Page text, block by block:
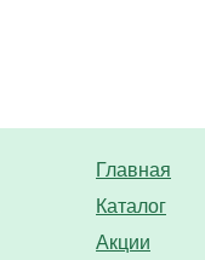
Главная
Каталог
Акции